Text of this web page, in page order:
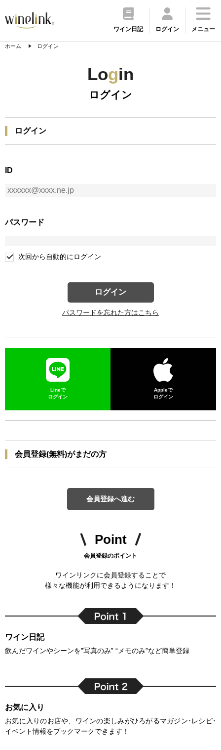
ワイン日記 ログイン メニュー
ホーム ログイン
Login
ログイン
ログイン
ID
パスワード
次回から自動的にログイン
ログイン
パスワードを忘れた方はこちら
Lineで
ログイン
Appleで
ログイン
会員登録(無料)がまだの方
会員登録へ進む
Point
会員登録のポイント
ワインリンクに会員登録することで
様々な機能が利用できるようになります！
ワイン日記
飲んだワインやシーンを”写真のみ” “メモのみ”など簡単登録
お気に入り
お気に入りのお店や、ワインの楽しみがひろがるマガジン･レシピ･
イベント情報をブックマークできます！